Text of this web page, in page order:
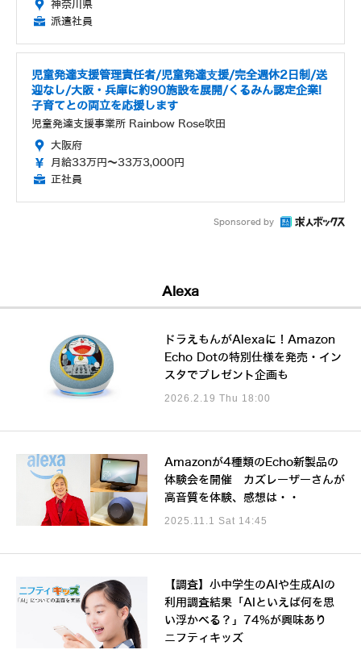
神奈川県
派遣社員
児童発達支援管理責任者/児童発達⽀援/完全週休2日制/送
迎なし/大阪・兵庫に約90施設を展開/くるみん認定企業!
子育てとの両立を応援します
児童発達支援事業所 Rainbow Rose吹田
大阪府
月給33万円～33万3,000円
正社員
Sponsored by
Alexa
ドラえもんがAlexaに！Amazon
Echo Dotの特別仕様を発売・イン
スタでプレゼント企画も
2026.2.19 Thu 18:00
Amazonが4種類のEcho新製品の
体験会を開催 カズレーザーさんが
高音質を体験、感想は・・
2025.11.1 Sat 14:45
【調査】小中学生のAIや生成AIの
利用調査結果「AIといえば何を思
い浮かべる？」74%が興味あり
ニフティキッズ